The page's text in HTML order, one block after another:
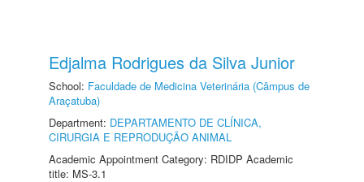
Edjalma Rodrigues da Silva Junior
School: Faculdade de Medicina Veterinária (Câmpus de
Araçatuba)
Department: DEPARTAMENTO DE CLÍNICA,
CIRURGIA E REPRODUÇÃO ANIMAL
Academic Appointment Category: RDIDP Academic
title: MS-3.1